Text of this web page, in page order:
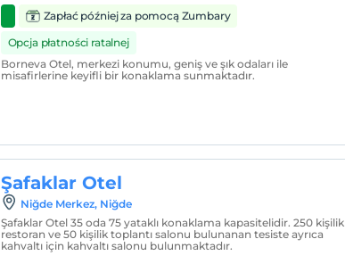
Zapłać później za pomocą Zumbary
Opcja płatności ratalnej
Borneva Otel, merkezi konumu, geniş ve şık odaları ile
misafirlerine keyifli bir konaklama sunmaktadır.
Şafaklar Otel
Niğde Merkez, Niğde
Şafaklar Otel 35 oda 75 yataklı konaklama kapasitelidir. 250 kişilik
restoran ve 50 kişilik toplantı salonu bulunanan tesiste ayrıca
kahvaltı için kahvaltı salonu bulunmaktadır.